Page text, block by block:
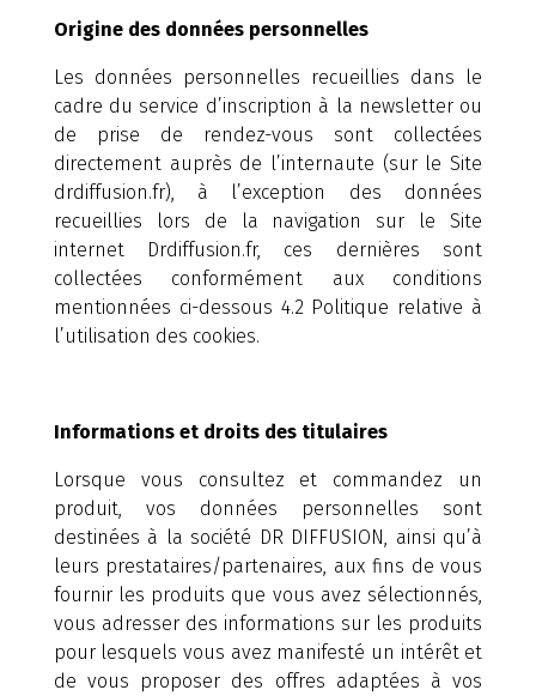
Origine des données personnelles
Les données personnelles recueillies dans le
cadre du service d’inscription à la newsletter ou
de prise de rendez-vous sont collectées
directement auprès de l’internaute (sur le Site
drdiffusion.fr), à l’exception des données
recueillies lors de la navigation sur le Site
internet Drdiffusion.fr, ces dernières sont
collectées conformément aux conditions
mentionnées ci-dessous 4.2 Politique relative à
l’utilisation des cookies.
Informations et droits des titulaires
Lorsque vous consultez et commandez un
produit, vos données personnelles sont
destinées à la société DR DIFFUSION, ainsi qu’à
leurs prestataires/partenaires, aux fins de vous
fournir les produits que vous avez sélectionnés,
vous adresser des informations sur les produits
pour lesquels vous avez manifesté un intérêt et
de vous proposer des offres adaptées à vos